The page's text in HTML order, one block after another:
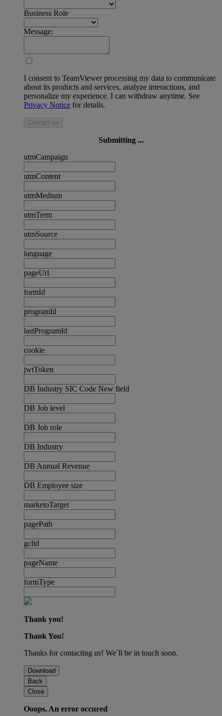
Business Role
Message:
I consent to TeamViewer processing my data to communicate
about its products and services, analyze interactions, and
personalize my experience. I can withdraw anytime. See
Privacy Notice for details.
Contact us
Submitting ...
utmCampaign
utmContent
utmMedium
utmTerm
utmSource
language
pageUrl
formId
programId
lastProgramId
cookie
jwtToken
DB Industry SIC Code New field
DB Job level
DB Job role
DB Industry
DB Annual Revenue
DB Employee size
marketoTarget
pagePath
gclid
pageName
formType
Thank you!
Thank You!
Thanks for contacting us! We´ll be in touch soon.
Download
Back
Close
Ooops. An error occured